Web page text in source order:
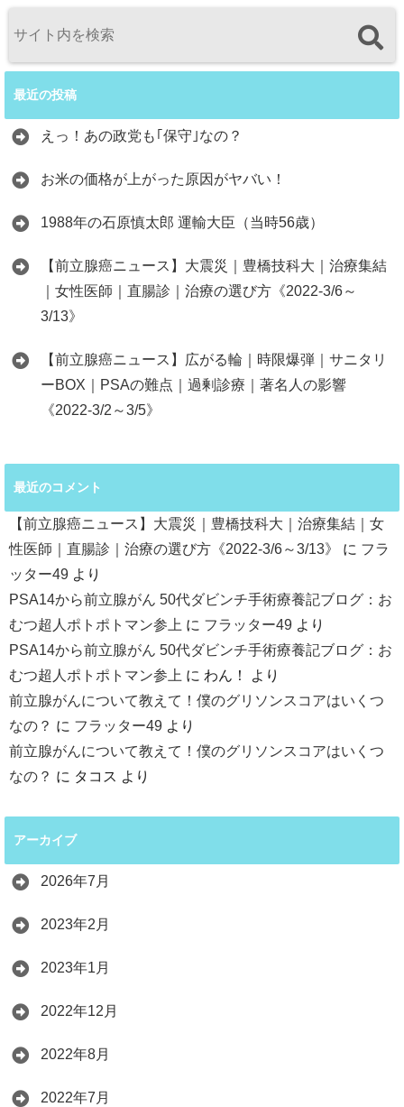
最近の投稿
えっ！あの政党も｢保守｣なの？
お米の価格が上がった原因がヤバい！
1988年の石原慎太郎 運輸大臣（当時56歳）
【前立腺癌ニュース】大震災｜豊橋技科大｜治療集結
｜女性医師｜直腸診｜治療の選び方《2022-3/6～
3/13》
【前立腺癌ニュース】広がる輪｜時限爆弾｜サニタリ
ーBOX｜PSAの難点｜過剰診療｜著名人の影響
《2022-3/2～3/5》
最近のコメント
【前立腺癌ニュース】大震災｜豊橋技科大｜治療集結｜女
性医師｜直腸診｜治療の選び方《2022-3/6～3/13》
に フラ
ッター49 より
PSA14から前立腺がん 50代ダビンチ手術療養記ブログ：お
むつ超人ポトポトマン参上 に フラッター49 より
PSA14から前立腺がん 50代ダビンチ手術療養記ブログ：お
むつ超人ポトポトマン参上 に わん！
より
前立腺がんについて教えて！僕のグリソンスコアはいくつ
なの？ に フラッター49 より
前立腺がんについて教えて！僕のグリソンスコアはいくつ
なの？ に タコス より
アーカイブ
2026年7月
2023年2月
2023年1月
2022年12月
2022年8月
2022年7月